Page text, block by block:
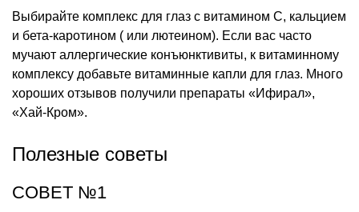
Выбирайте комплекс для глаз с витамином С, кальцием
и бета-каротином ( или лютеином). Если вас часто
мучают аллергические конъюнктивиты, к витаминному
комплексу добавьте витаминные капли для глаз. Много
хороших отзывов получили препараты «Ифирал»,
«Хай-Кром».
Полезные советы
СОВЕТ №1